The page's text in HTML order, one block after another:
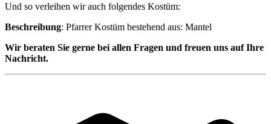
Und so verleihen wir auch folgendes Kostüm:
Beschreibung: Pfarrer Kostüm bestehend aus: Mantel
Wir beraten Sie gerne bei allen Fragen und freuen uns auf Ihre
Nachricht.